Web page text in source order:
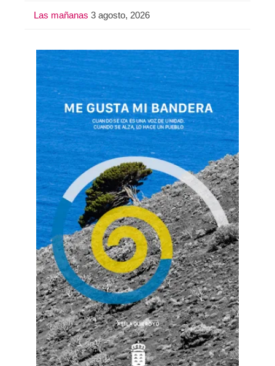
Las mañanas 3 agosto, 2026